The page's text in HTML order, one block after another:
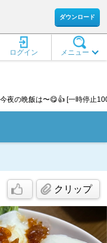
ダウンロード
メニュー
ログイン
今夜の晩飯は〜😋👍 [一時停止
クリップ